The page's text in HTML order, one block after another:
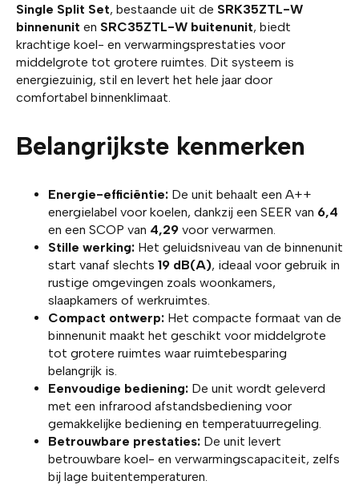
Single Split Set, bestaande uit de SRK35ZTL-W
binnenunit en SRC35ZTL-W buitenunit, biedt
krachtige koel- en verwarmingsprestaties voor
middelgrote tot grotere ruimtes. Dit systeem is
energiezuinig, stil en levert het hele jaar door
comfortabel binnenklimaat.
Belangrijkste kenmerken
Energie-efficiëntie: De unit behaalt een A++
energielabel voor koelen, dankzij een SEER van 6,4
en een SCOP van 4,29 voor verwarmen.
Stille werking: Het geluidsniveau van de binnenunit
start vanaf slechts 19 dB(A), ideaal voor gebruik in
rustige omgevingen zoals woonkamers,
slaapkamers of werkruimtes.
Compact ontwerp: Het compacte formaat van de
binnenunit maakt het geschikt voor middelgrote
tot grotere ruimtes waar ruimtebesparing
belangrijk is.
Eenvoudige bediening: De unit wordt geleverd
met een infrarood afstandsbediening voor
gemakkelijke bediening en temperatuurregeling.
Betrouwbare prestaties: De unit levert
betrouwbare koel- en verwarmingscapaciteit, zelfs
bij lage buitentemperaturen.